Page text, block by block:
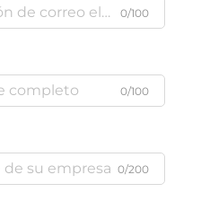
0/100
0/100
0/200